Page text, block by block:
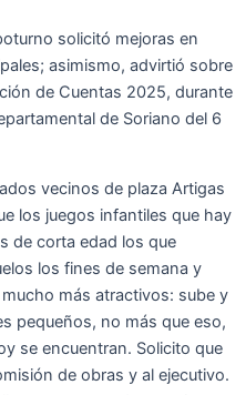
solicitó mejoras en
asimismo, advirtió sobre
de Cuentas 2025, durante
de Soriano del 6
vecinos de plaza Artigas
los juegos infantiles que hay
de corta edad los que
los fines de semana y
más atractivos: sube y
pequeños, no más que eso,
se encuentran. Solicito que
de obras y al ejecutivo.